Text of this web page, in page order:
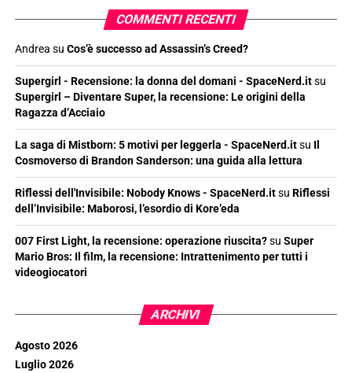
COMMENTI RECENTI
Andrea su Cos’è successo ad Assassin’s Creed?
Supergirl - Recensione: la donna del domani - SpaceNerd.itsu
Supergirl – Diventare Super, la recensione: Le origini della
Ragazza d’Acciaio
La saga di Mistborn: 5 motivi per leggerla - SpaceNerd.itsu Il
Cosmoverso di Brandon Sanderson: una guida alla lettura
Riflessi dell'Invisibile: Nobody Knows - SpaceNerd.itsu Riflessi
dell’Invisibile: Maborosi, l’esordio di Kore’eda
007 First Light, la recensione: operazione riuscita?su Super
Mario Bros: Il film, la recensione: Intrattenimento per tutti i
videogiocatori
ARCHIVI
Agosto 2026
Luglio 2026